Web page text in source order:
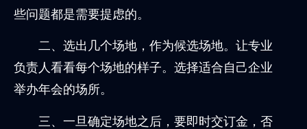
些问题都是需要提虑的。
二、选出几个场地，作为候选场地。让专业
负责人看看每个场地的样子。选择适合自己企业
举办年会的场所。
三、一旦确定场地之后，要即时交订金，否